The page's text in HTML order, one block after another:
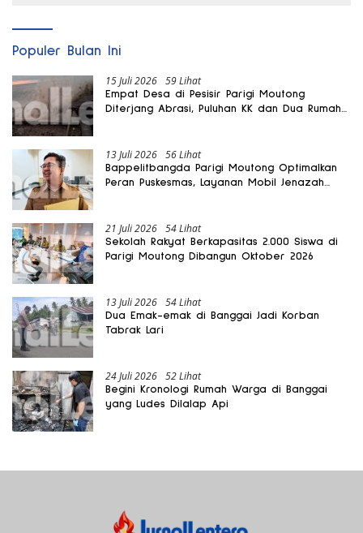
Populer Bulan Ini
15 Juli 2026 59 Lihat
Empat Desa di Pesisir Parigi Moutong
Diterjang Abrasi, Puluhan KK dan Dua Rumah
13 Juli 2026 56 Lihat
Bappelitbangda Parigi Moutong Optimalkan
Peran Puskesmas, Layanan Mobil Jenazah
21 Juli 2026 54 Lihat
Sekolah Rakyat Berkapasitas 2.000 Siswa di
Parigi Moutong Dibangun Oktober 2026
13 Juli 2026 54 Lihat
Dua Emak-emak di Banggai Jadi Korban
Tabrak Lari
24 Juli 2026 52 Lihat
Begini Kronologi Rumah Warga di Banggai
yang Ludes Dilalap Api